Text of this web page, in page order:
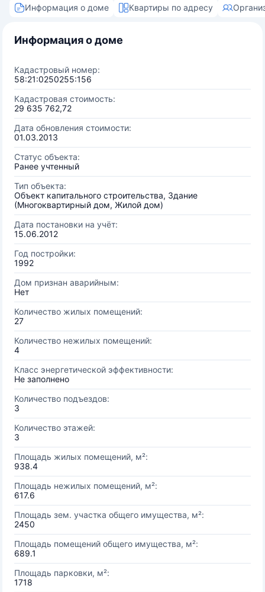
Информация о доме Квартиры по адресу
Информация о доме
Кадастровый номер:
58:21:0250255:156
Кадастровая стоимость:
29 635 762,72
Дата обновления стоимости:
01.03.2013
Статус объекта:
Ранее учтенный
Тип объекта:
Объект капитального строительства, Здание
(Многоквартирный дом, Жилой дом)
Дата постановки на учёт:
15.06.2012
Год постройки:
1992
Дом признан аварийным:
Нет
Количество жилых помещений:
27
Количество нежилых помещений:
4
Класс энергетической эффективности:
Не заполнено
Количество подъездов:
3
Количество этажей:
3
Площадь жилых помещений, м²:
938.4
Площадь нежилых помещений, м²:
617.6
Площадь зем. участка общего имущества, м²:
2450
Площадь помещений общего имущества, м²:
689.1
Площадь парковки, м²:
1718